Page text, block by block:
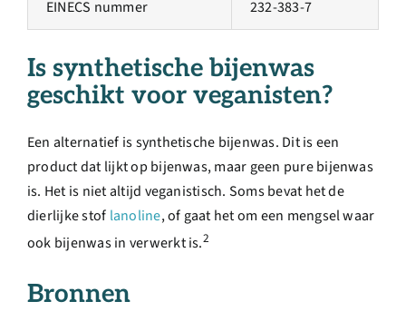
EINECS nummer 232-383-7
Is synthetische bijenwas
geschikt voor veganisten?
Een alternatief is synthetische bijenwas. Dit is een
product dat lijkt op bijenwas, maar geen pure bijenwas
is. Het is niet altijd veganistisch. Soms bevat het de
dierlijke stof lanoline, of gaat het om een mengsel waar
ook bijenwas in verwerkt is.2
Bronnen